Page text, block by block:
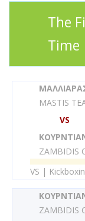
The
Time
MASTIS
VS
ZAMBIDIS
VS |
ZAMBIDIS